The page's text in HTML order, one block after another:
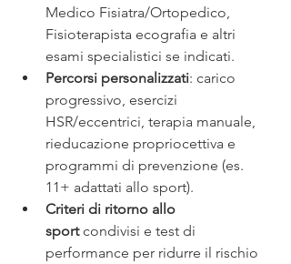
Medico Fisiatra/Ortopedico,
Fisioterapista ecografia e altri
esami specialistici se indicati.
Percorsi personalizzati: carico
progressivo, esercizi
HSR/eccentrici, terapia manuale,
rieducazione propriocettiva e
programmi di prevenzione (es.
11+ adattati allo sport).
Criteri di ritorno allo
sport condivisi e test di
performance per ridurre il rischio